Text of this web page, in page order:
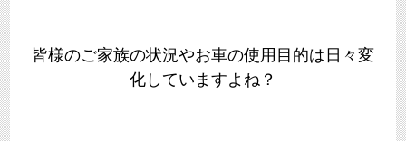
皆様のご家族の状況やお車の使用目的は日々変
化していますよね？